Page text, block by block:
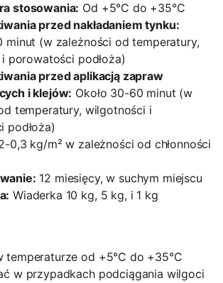
stosowania: Od +5°C do +35°C
przed nakładaniem tynku:
minut (w zależności od temperatury,
porowatości podłoża)
przed aplikacją zapraw
i klejów: Około 30-60 minut (w
temperatury, wilgotności i
podłoża)
0,3 kg/m² w zależności od chłonności
12 miesięcy, w suchym miejscu
Wiaderka 10 kg, 5 kg, i 1 kg
temperaturze od +5°C do +35°C
w przypadkach podciągania wilgoci